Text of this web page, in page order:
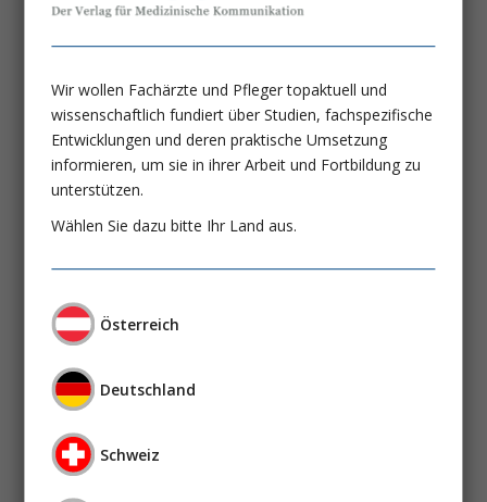
Kraftsport betreiben sollten
DDr. Robert Wakolbinger-Habel
Enterale Ernährungsintoleranz bei
Kritisch-Kranken
Dr. med. Annika Reintam Blaser, PhD
Dr. Martin A. Cahenzli
Influencer Marketing
Lebensmittelwerbung bei Kindern – Zeit
zum Handeln?
Dr. Eva Winzer, MSc
Vitamin C in der Sepsis: „LOVIT or not?“
Dr. troph. Ellen Dresen
Prof. Dr. med. Christian Stoppe
Wir wollen Fachärzte und Pfleger topaktuell und
wissenschaftlich fundiert über Studien, fachspezifische
Entwicklungen und deren praktische Umsetzung
informieren, um sie in ihrer Arbeit und Fortbildung zu
unterstützen.
Wählen Sie dazu bitte Ihr Land aus.
Österreich
Deutschland
Schweiz